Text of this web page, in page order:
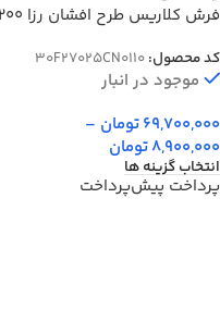
فرش کلاریس طرح
کد محصول:30F27025CN0110
موجود در انبار
69,700,000تومان –
8,900,000تومان
انتخاب گزینه ها
پرداخت پیش‌پرداخت